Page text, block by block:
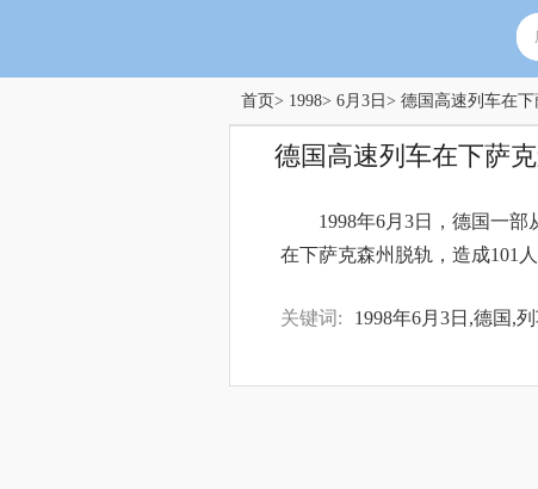
首页> 1998> 6月3日 > 德国高速列车在
德国高速列车在下萨
1998年6月3日，德国一部
在下萨克森州脱轨，造成101人
关键词: 1998年6月3日,德国,